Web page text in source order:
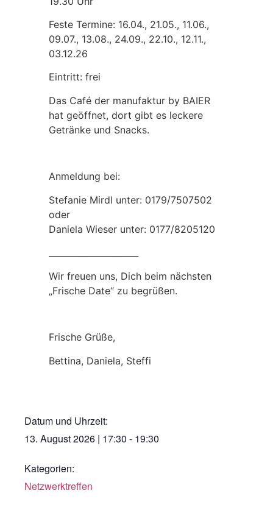
Feste Termine: 16.04., 21.05., 11.06.,
09.07., 13.08., 24.09., 22.10., 12.11.,
03.12.26
Eintritt: frei
Das Café der manufaktur by BAIER
hat geöffnet, dort gibt es leckere
Getränke und Snacks.
Anmeldung bei:
Stefanie Mirdl unter: 0179/7507502
oder
Daniela Wieser unter: 0177/8205120
Wir freuen uns, Dich beim nächsten
„Frische Date“ zu begrüßen.
Frische Grüße,
Bettina, Daniela, Steffi
Datum und Uhrzeit:
13. August 2026 | 17:30 - 19:30
Kategorien:
Netzwerktreffen